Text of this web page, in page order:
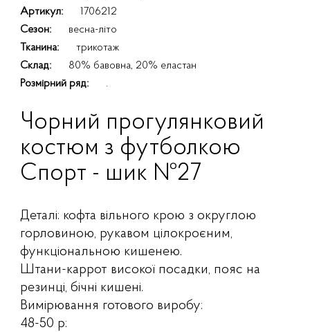
Артикул:
1706212
Сезон:
весна-літо
Тканина:
трикотаж
Склад:
80% бавовна, 20% еластан
Розмірний ряд:
.
Чорний прогулянковий
костюм з футболкою
Спорт - шик №27
Деталі: кофта вільного крою з округлою
горловиною, рукавом цілокроєним,
функціональною кишенею.
Штани-каррот високої посадки, пояс на
резинці, бічні кишені.
Вимірювання готового виробу:
48-50 р: